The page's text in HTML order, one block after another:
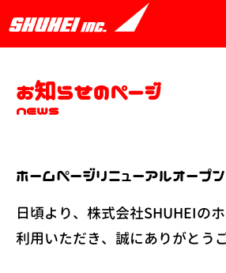
お知らせのページ
news
ホームページリニューアルオープン
日頃より、株式会社SHUHEIの
利用いただき、誠にありがとう